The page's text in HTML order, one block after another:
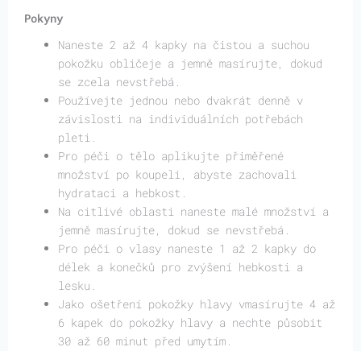
Pokyny
Naneste 2 až 4 kapky na čistou a suchou
pokožku obličeje a jemně masírujte, dokud
se zcela nevstřebá.
Používejte jednou nebo dvakrát denně v
závislosti na individuálních potřebách
pleti.
Pro péči o tělo aplikujte přiměřené
množství po koupeli, abyste zachovali
hydrataci a hebkost.
Na citlivé oblasti naneste malé množství a
jemně masírujte, dokud se nevstřebá.
Pro péči o vlasy naneste 1 až 2 kapky do
délek a konečků pro zvýšení hebkosti a
lesku.
Jako ošetření pokožky hlavy vmasírujte 4 až
6 kapek do pokožky hlavy a nechte působit
30 až 60 minut před umytím.